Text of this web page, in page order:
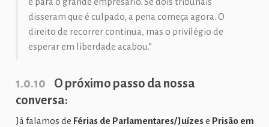
disseram que é culpado, a pena começa agora. O
direito de recorrer continua, mas o privilégio de
esperar em liberdade acabou.”
1.0.10
O próximo passo da nossa
conversa:
Já falamos de Férias de Parlamentares/Juízes e Prisão em